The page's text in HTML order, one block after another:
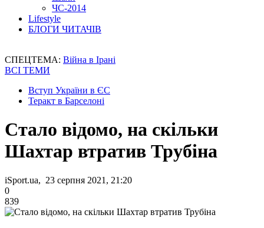
ЧС-2014
Lifestyle
БЛОГИ ЧИТАЧІВ
СПЕЦТЕМА: Війна в Ірані
ВСІ ТЕМИ
Вступ України в ЄС
Теракт в Барселоні
Стало відомо, на скільки
Шахтар втратив Трубіна
iSport.ua, 23 серпня 2021, 21:20
0
839